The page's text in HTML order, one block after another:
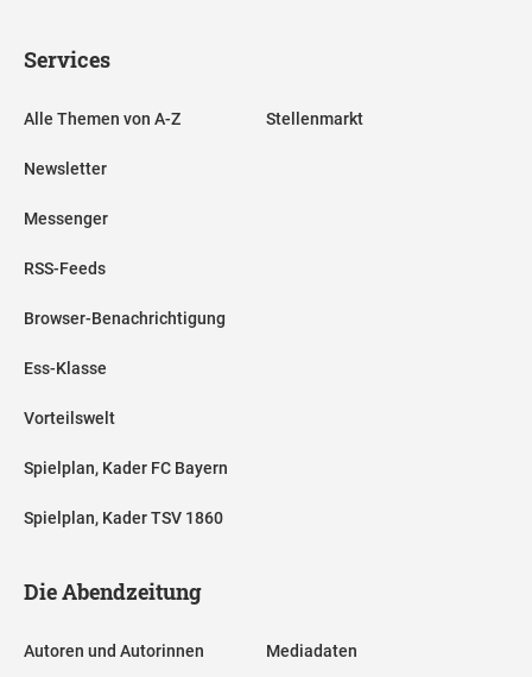
Services
Alle Themen von A-Z
Newsletter
Messenger
RSS-Feeds
Browser-Benachrichtigung
Ess-Klasse
Vorteilswelt
Spielplan, Kader FC Bayern
Spielplan, Kader TSV 1860
Stellenmarkt
Die Abendzeitung
Autoren und Autorinnen Mediadaten